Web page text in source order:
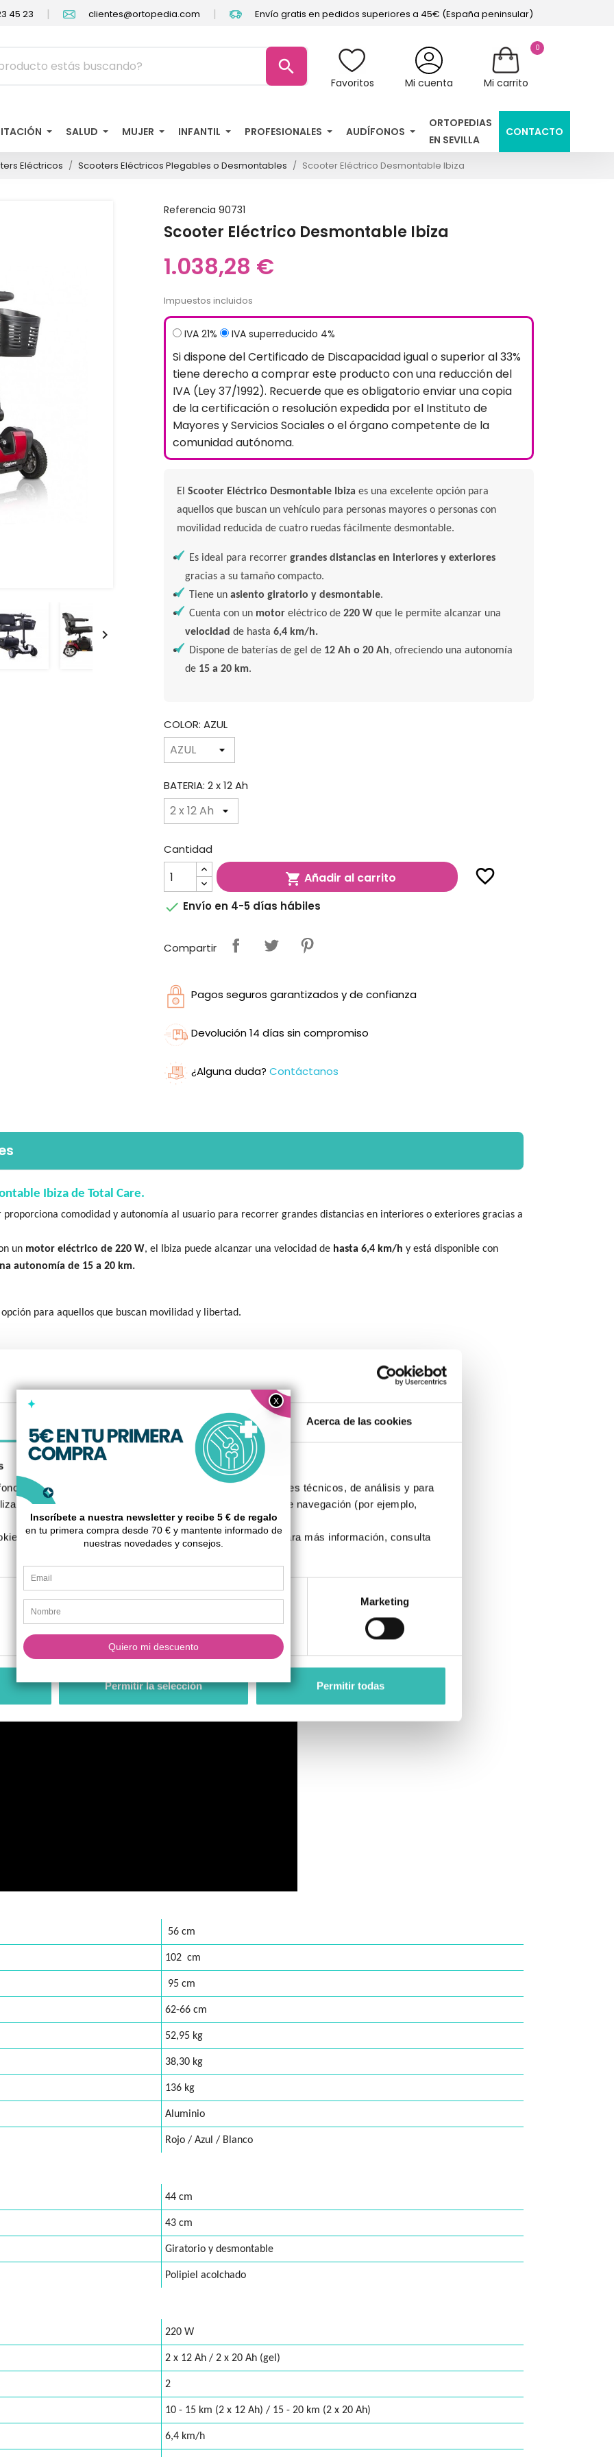
Acerca de las cookies
S.L., utilizamos cookies propias y de terceros para fines técnicos, de análisis y para
basada en un perfil elaborado a partir de tus hábitos de navegación (por ejemplo,
rechazarlas o configurarlas según tus preferencias. Para más información, consulta
Preferencias Estadística Marketing
Permitir la selección Permitir todas
45 23 | clientes@ortopedia.com | Envío gratis en pedidos superiores a 45€ (España peninsular)
search
0
Mi carrito
Mi cuenta
Favoritos
SALUD MUJER INFANTIL PROFESIONALES AUDÍFONOS
ORTOPEDIAS
EN SEVILLA
CONTACTO
Eléctricos Scooters Eléctricos Plegables o Desmontables Scooter Eléctrico Desmontable Ibiza

Referencia 90731
Scooter Eléctrico Desmontable Ibiza
1.038,28 €
Impuestos incluidos
IVA 21% IVA superreducido 4%
Si dispone del Certificado de Discapacidad igual o superior al 33%
tiene derecho a comprar este producto con una reducción del
IVA (Ley 37/1992). Recuerde que es obligatorio enviar una copia
de la certificación o resolución expedida por el Instituto de
Mayores y Servicios Sociales o el órgano competente de la
comunidad autónoma.
ElScooter Eléctrico Desmontable Ibiza es una excelente opción para
aquellos que buscan un vehículo para personas mayores o personas con
movilidad reducida de cuatro ruedas fácilmente desmontable.
Es ideal para recorrergrandes distancias en interiores y exteriores
gracias a su tamaño compacto.
Tiene unasiento giratorio y desmontable.
Cuenta con un motor eléctrico de220 W que le permite alcanzar una
velocidad de hasta 6,4 km/h.
Dispone de baterías de gel de 12 Ah o 20 Ah, ofreciendo una autonomía
de 15 a 20 km.
COLOR: AZUL
BATERIA: 2 x 12 Ah
Cantidad
 Añadir al carrito favorite_border
 Envío en 4-5 días hábiles
Compartir
Pagos seguros garantizados y de confianza
Devolución 14 días sin compromiso
¿Alguna duda? Contáctanos
Ibiza de Total Care.
proporciona comodidad y autonomía al usuario para recorrer grandes distancias en interiores o exteriores gracias a
un motor eléctrico de 220 W, el Ibiza puede alcanzar una velocidad de hasta 6,4 km/h y está disponible con
autonomía de 15 a 20 km.
para aquellos que buscan movilidad y libertad.
56 cm
102 cm
95 cm
62-66 cm
52,95 kg
38,30 kg
136 kg
Aluminio
Rojo / Azul / Blanco
44 cm
43 cm
Giratorio y desmontable
Polipiel acolchado
220 W
2 x 12 Ah / 2 x 20 Ah (gel)
2
10 - 15 km (2 x 12 Ah) / 15 - 20 km (2 x 20 Ah)
6,4 km/h